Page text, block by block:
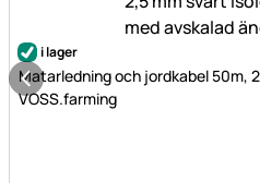
i lager
Matarledning och jordkabel 50m,
VOSS.farming